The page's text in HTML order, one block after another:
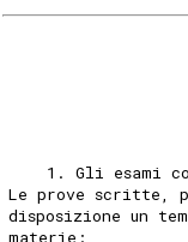
1. Gli esami
Le prove scritte,
disposizione un
materie: